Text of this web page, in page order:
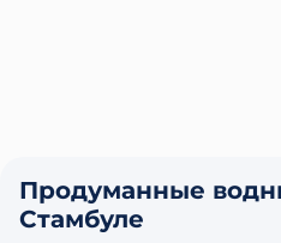
Продуманные
Стамбуле